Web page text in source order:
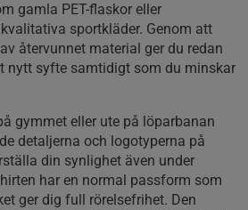
gamla PET-flaskor eller
sportkläder. Genom att
återvunnet material ger du redan
nytt syfte samtidigt som du minskar
gymmet eller ute på löparbanan
detaljerna och logotyperna på
din synlighet även under
har en normal passform som
ger dig full rörelsefrihet. Den